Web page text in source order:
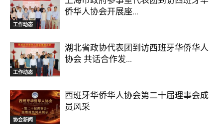
工作动态
侨华人协会开展座...
工作动态
湖北省政协代表团到访西班牙华侨华人
协会 共话合作发...
协会新闻
西班牙华侨华人协会第二十届理事会成
员风采